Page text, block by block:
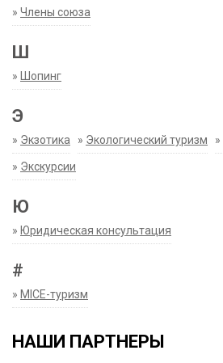
» Члены союза
Ш
» Шопинг
Э
» Экзотика » Экологический туризм »
» Экскурсии
Ю
» Юридическая консультация
#
» MICE-туризм
НАШИ ПАРТНЕРЫ